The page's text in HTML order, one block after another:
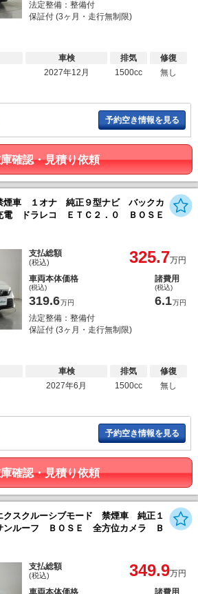
法定整備：整備付
保証付 (3ヶ月・走行無制限)
車検
2027年12月
排気
1500cc
修復
無し
予約空き情報を見る
確認・見積り依頼
車 １オナ 純正９型ナビ バックカ
電 ドラレコ ＥＴＣ２．０ ＢＯＳＥ
支払総額
(税込) 325.7万円
車両本体価格
(税込)
319.6万円
諸費用
(税込)
6.1万円
法定整備：整備付
保証付 (3ヶ月・走行無制限)
車検
2027年6月
排気
1500cc
修復
無し
予約空き情報を見る
確認・見積り依頼
スクルーシブモード 禁煙車 純正１
ンルーフ ＢＯＳＥ 全方位カメラ Ｂ
支払総額
(税込) 349.9万円
車両本体価格
諸費用